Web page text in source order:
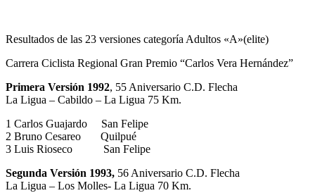
Resultados de las 23 versiones categoría Adultos «A»(elite)
Carrera Ciclista Regional Gran Premio “Carlos Vera Hernández”
Primera Versión 1992, 55 Aniversario C.D. Flecha
La Ligua – Cabildo – La Ligua 75 Km.
1 Carlos Guajardo San Felipe
2 Bruno Cesareo Quilpué
3 Luis Rioseco San Felipe
Segunda Versión 1993, 56 Aniversario C.D. Flecha
La Ligua – Los Molles- La Ligua 70 Km.